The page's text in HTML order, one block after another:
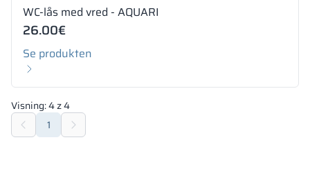
WC-lås med vred - AQUARI
26.00€
Se produkten
Visning:4z4
1